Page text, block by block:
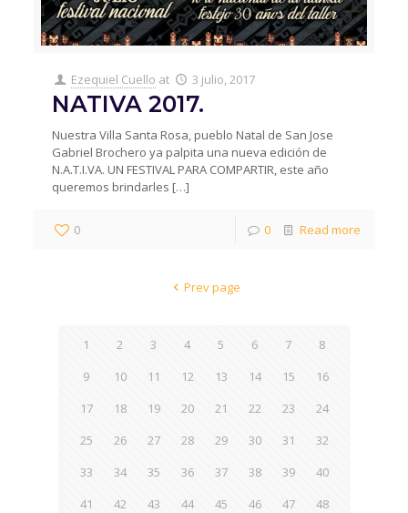
Ezequiel Cuello at 3 julio, 2017
NATIVA 2017.
Nuestra Villa Santa Rosa, pueblo Natal de San Jose
Gabriel Brochero ya palpita una nueva edición de
N.A.T.I.VA. UN FESTIVAL PARA COMPARTIR, este año
queremos brindarles […]
0 0 Read more
Prev page
1 2 3 4 5 6 7
8
9
10 11 12 13 14 15
16
17
18 19 20 21 22 23
24
25
26 27 28 29 30 31
32
33
34 35 36 37 38 39
40
41
42 43 44 45 46 47
48